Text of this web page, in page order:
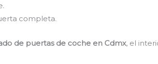
completa.
de puertas de coche en Cdmx, el